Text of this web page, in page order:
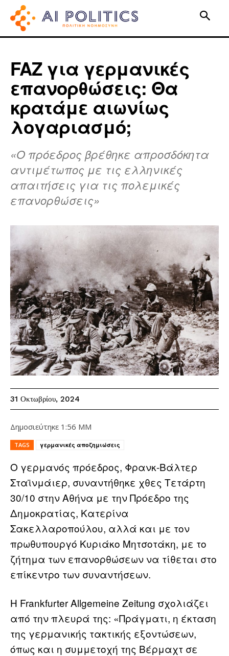
FAZ για γερμανικές
επανορθώσεις: Θα
κρατάμε αιωνίως
λογαριασμό;
«Ο πρόεδρος βρέθηκε απροσδόκητα
αντιμέτωπος με τις ελληνικές
απαιτήσεις για τις πολεμικές
επανορθώσεις»
31 Οκτωβρίου, 2024
Δημοσιεύτηκε 1:56 ΜΜ
TAGS γερμανικές αποζημιώσεις
Ο γερμανός πρόεδρος, Φρανκ-Βάλτερ
Σταϊνμάιερ, συναντήθηκε χθες Τετάρτη
30/10 στην Αθήνα με την Πρόεδρο της
Δημοκρατίας, Κατερίνα
Σακελλαροπούλου, αλλά και με τον
πρωθυπουργό Κυριάκο Μητσοτάκη, με το
ζήτημα των επανορθώσεων να τίθεται στο
επίκεντρο των συναντήσεων.
Η Frankfurter Allgemeine Zeitung σχολιάζει
από την πλευρά της: «Πράγματι, η έκταση
της γερμανικής τακτικής εξοντώσεων,
όπως και η συμμετοχή της Βέρμαχτ σε